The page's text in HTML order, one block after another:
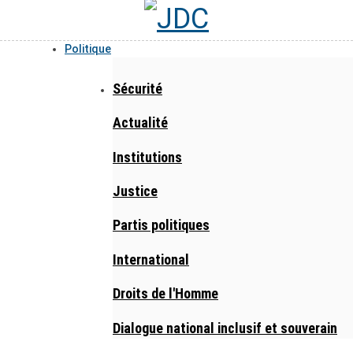
Politique
Sécurité
Actualité
Institutions
Justice
Partis politiques
International
Droits de l'Homme
Dialogue national inclusif et souverain